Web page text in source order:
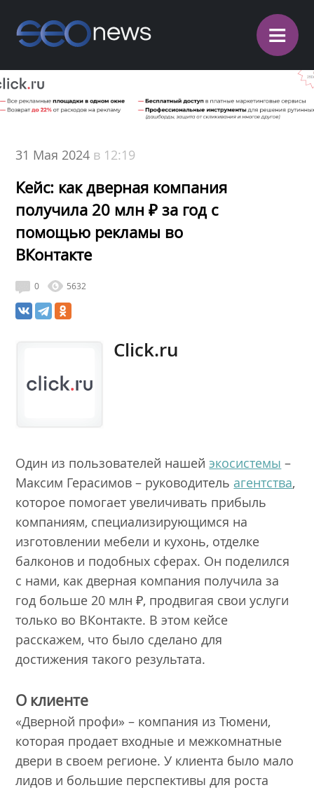
≡
31 Мая 2024 в 12:19
Кейс: как дверная компания
получила 20 млн ₽ за год с
помощью рекламы во
ВКонтакте
0 5632
Click.ru
Один из пользователей нашейэкосистемы –
Максим Герасимов – руководитель агентства,
которое помогает увеличивать прибыль
компаниям, специализирующимся на
изготовлении мебели и кухонь, отделке
балконов и подобных сферах. Он поделился
с нами, как дверная компания получила за
год больше 20 млн ₽, продвигая свои услуги
только во ВКонтакте. В этом кейсе
расскажем, что было сделано для
достижения такого результата.
О клиенте
«Дверной профи» – компания из Тюмени,
которая продает входные и межкомнатные
двери в своем регионе. У клиента было мало
лидов и большие перспективы для роста